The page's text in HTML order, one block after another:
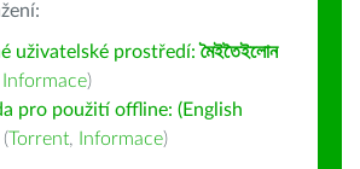
uživatelské prostředí:মৈইতৈইলোন
Informace)
pro použití offline: (English
(Torrent, Informace)